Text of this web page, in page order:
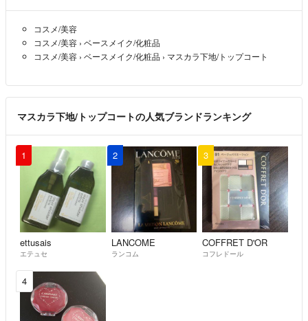
コスメ/美容
コスメ/美容 › ベースメイク/化粧品
コスメ/美容 › ベースメイク/化粧品 › マスカラ下地/トップコート
マスカラ下地/トップコートの人気ブランドランキング
1
ettusais
エテュセ
2
LANCOME
ランコム
3
COFFRET D'OR
コフレドール
4